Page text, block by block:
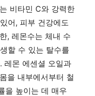
비타민 C와 강력한
어, 피부 건강에도
, 레몬수는 체내 수
할 수 있는 탈수를
레몬 에센셜 오일과
을 내부에서부터 철
을 높이는 데 매우